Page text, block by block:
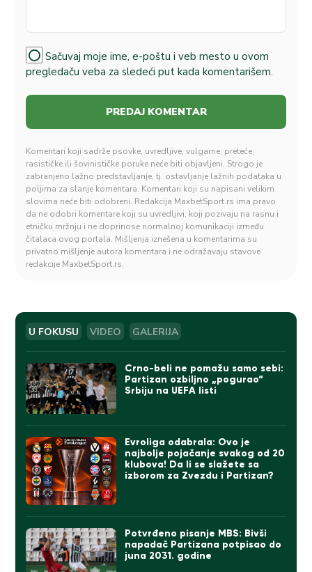
Sačuvaj moje ime, e-poštu i veb mesto u ovom
pregledaču veba za sledeći put kada komentarišem.
Komentari koji sadrže psovke, uvredljive, vulgarne, preteće,
rasističke ili šovinističke poruke neće biti objavljeni. Strogo je
zabranjeno lažno predstavljanje, tj. ostavljanje lažnih podataka u
poljima za slanje komentara. Komentari koji su napisani velikim
slovima neće biti odobreni. Redakcija MaxbetSport.rs ima pravo
da ne odobri komentare koji su uvredljivi, koji pozivaju na rasnu i
etničku mržnju i ne doprinose normalnoj komunikaciji između
čitalaca ovog portala. Mišljenja iznešena u komentarima su
privatno mišljenje autora komentara i ne odražavaju stavove
redakcije MaxbetSport.rs.
U FOKUSU VIDEO GALERIJA
Crno-beli ne pomažu samo sebi:
Partizan ozbiljno „pogurao“
Srbiju na UEFA listi
Evroliga odabrala: Ovo je
najbolje pojačanje svakog od 20
klubova! Da li se slažete sa
izborom za Zvezdu i Partizan?
Potvrđeno pisanje MBS: Bivši
napadač Partizana potpisao do
juna 2031. godine